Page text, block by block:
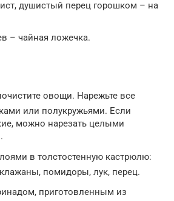
душистый перец горошком – на
– чайная ложечка.
овощи. Нарежьте все
или полукружьями. Если
можно нарезать целыми
в толстостенную кастрюлю:
помидоры, лук, перец.
приготовленным из